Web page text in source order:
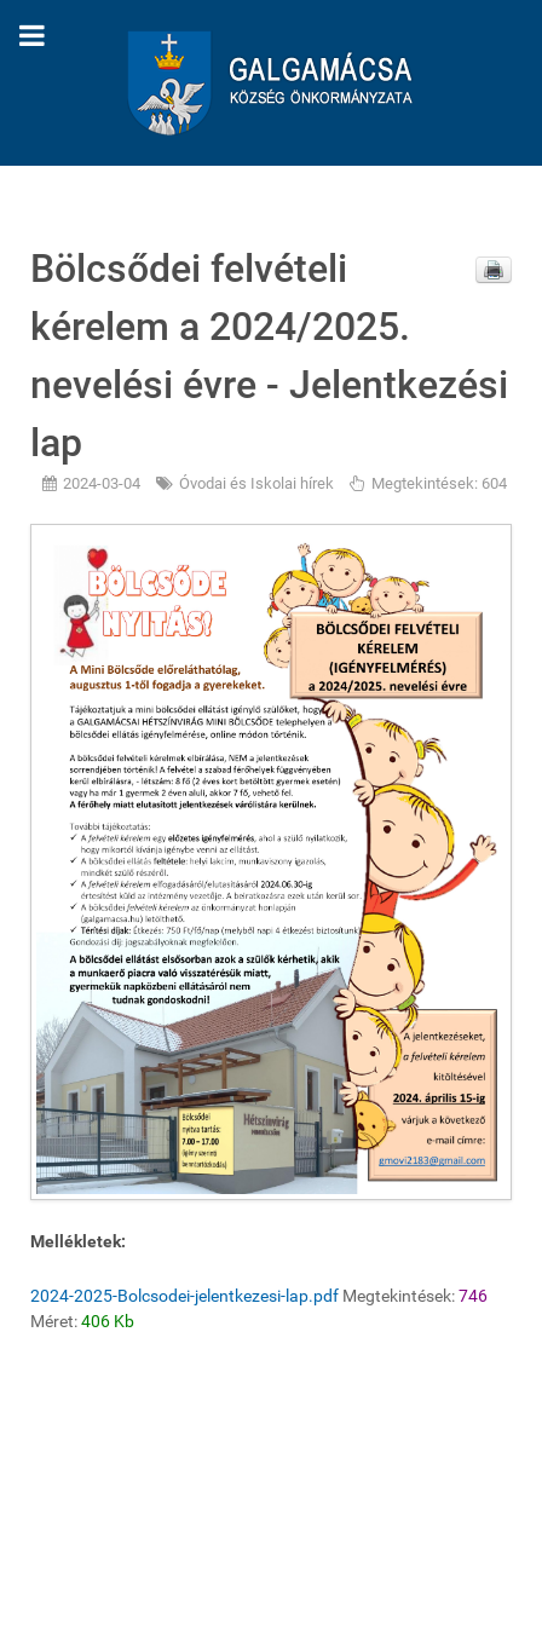
Bölcsődei felvételi
kérelem a 2024/2025.
nevelési évre - Jelentkezési
lap
2024-03-04 Óvodai és Iskolai hírek Megtekintések: 604
Mellékletek:
2024-2025-Bolcsodei-jelentkezesi-lap.pdf Megtekintések:746
Méret:406 Kb